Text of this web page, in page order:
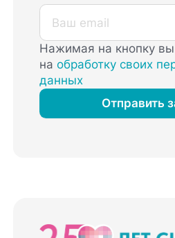
Нажимая на кнопку вы
наобработку своих
данных
Отправить